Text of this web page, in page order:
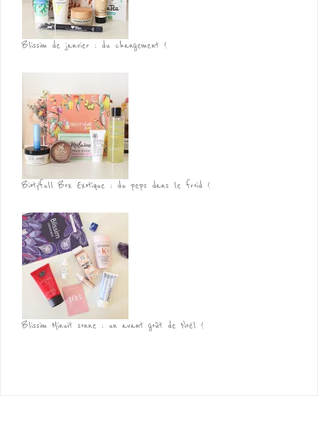
Blissim de janvier : du changement !
Biotyfull Box Exotique : du peps dans le froid !
Blissim Minuit sonne : un avant goût de Noël !